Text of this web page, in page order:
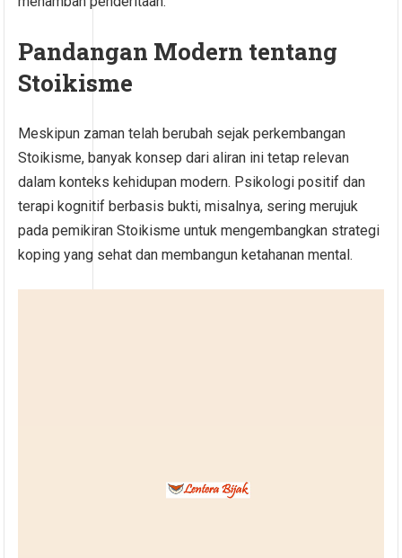
Pandangan Modern tentang
Stoikisme
Meskipun zaman telah berubah sejak perkembangan
Stoikisme, banyak konsep dari aliran ini tetap relevan
dalam konteks kehidupan modern. Psikologi positif dan
terapi kognitif berbasis bukti, misalnya, sering merujuk
pada pemikiran Stoikisme untuk mengembangkan strategi
koping yang sehat dan membangun ketahanan mental.